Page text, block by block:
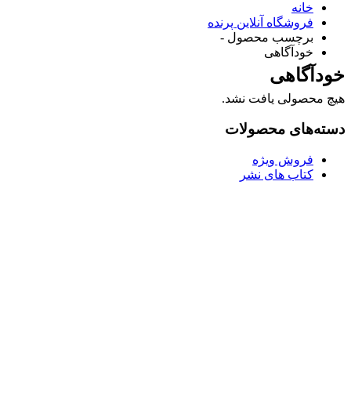
خانه
فروشگاه آنلاین پرنده
برچسب محصول -
خودآگاهی
خودآگاهی
هیچ محصولی یافت نشد.
دسته‌های محصولات
فروش ویژه
کتاب های نشر